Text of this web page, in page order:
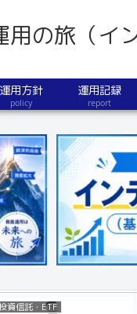
の旅（イ
運用方針
policy
運用記録
report
活改善情報